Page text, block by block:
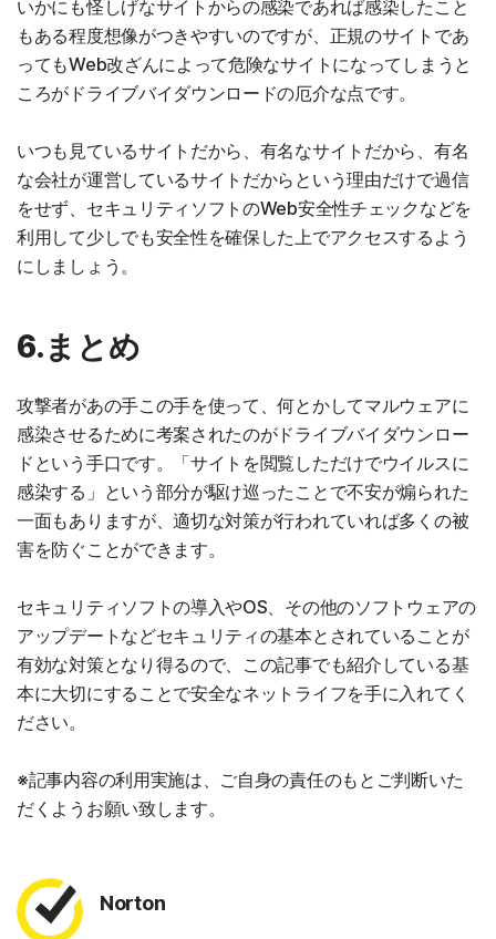
いかにも怪しげなサイトからの感染であれば感染したこと
もある程度想像がつきやすいのですが、正規のサイトであ
ってもWeb改ざんによって危険なサイトになってしまうと
ころがドライブバイダウンロードの厄介な点です。
いつも見ているサイトだから、有名なサイトだから、有名
な会社が運営しているサイトだからという理由だけで過信
をせず、セキュリティソフトのWeb安全性チェックなどを
利用して少しでも安全性を確保した上でアクセスするよう
にしましょう。
6.まとめ
攻撃者があの手この手を使って、何とかしてマルウェアに
感染させるために考案されたのがドライブバイダウンロー
ドという手口です。「サイトを閲覧しただけでウイルスに
感染する」という部分が駆け巡ったことで不安が煽られた
一面もありますが、適切な対策が行われていれば多くの被
害を防ぐことができます。
セキュリティソフトの導入やOS、その他のソフトウェアの
アップデートなどセキュリティの基本とされていることが
有効な対策となり得るので、この記事でも紹介している基
本に大切にすることで安全なネットライフを手に入れてく
ださい。
※記事内容の利用実施は、ご自身の責任のもとご判断いた
だくようお願い致します。
Norton